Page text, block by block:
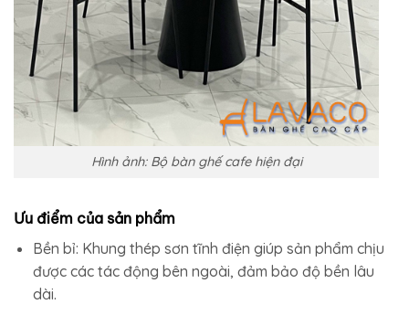
Hình ảnh: Bộ bàn ghế cafe hiện đại
Ưu điểm của sản phẩm
Bền bỉ: Khung thép sơn tĩnh điện giúp sản phẩm chịu
được các tác động bên ngoài, đảm bảo độ bền lâu
dài.